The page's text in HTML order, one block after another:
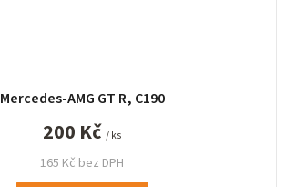
Mercedes-AMG GT R, C190
165 Kč bez DPH
200 Kč / ks